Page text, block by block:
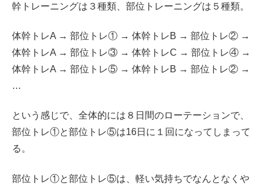
幹トレーニングは３種類、部位トレーニングは５種類。
体幹トレA → 部位トレ① → 体幹トレB → 部位トレ② →
体幹トレA → 部位トレ③ → 体幹トレC → 部位トレ④ →
体幹トレA → 部位トレ⑤ → 体幹トレB → 部位トレ② →
…
という感じで、全体的には８日間のローテーションで、
部位トレ①と部位トレ⑤は16日に１回になってしまって
る。
部位トレ①と部位トレ⑤は、軽い気持ちでなんとなくや